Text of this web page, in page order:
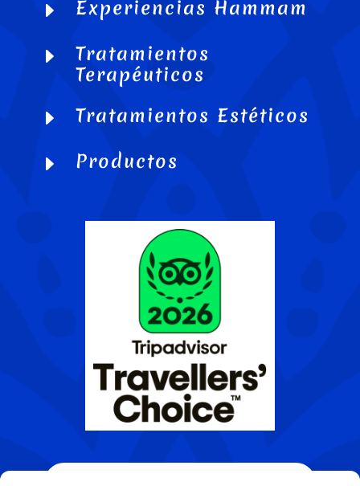
E
Experiencias Hammam
E
Tratamientos
Terapéuticos
E
Tratamientos Estéticos
E
Productos